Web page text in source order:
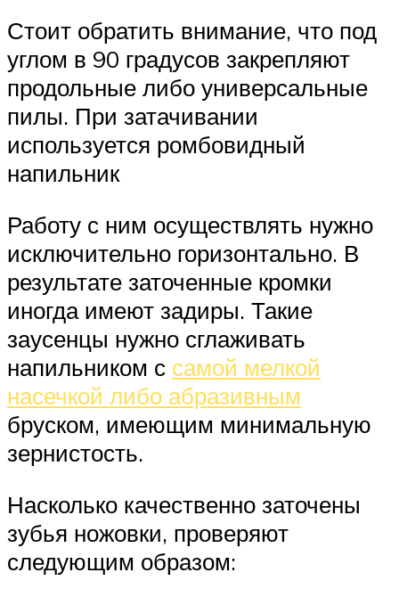
Стоит обратить внимание, что под
углом в 90 градусов закрепляют
продольные либо универсальные
пилы. При затачивании
используется ромбовидный
напильник
Работу с ним осуществлять нужно
исключительно горизонтально. В
результате заточенные кромки
иногда имеют задиры. Такие
заусенцы нужно сглаживать
напильником с самой мелкой
насечкой либо абразивным
бруском, имеющим минимальную
зернистость.
Насколько качественно заточены
зубья ножовки, проверяют
следующим образом: